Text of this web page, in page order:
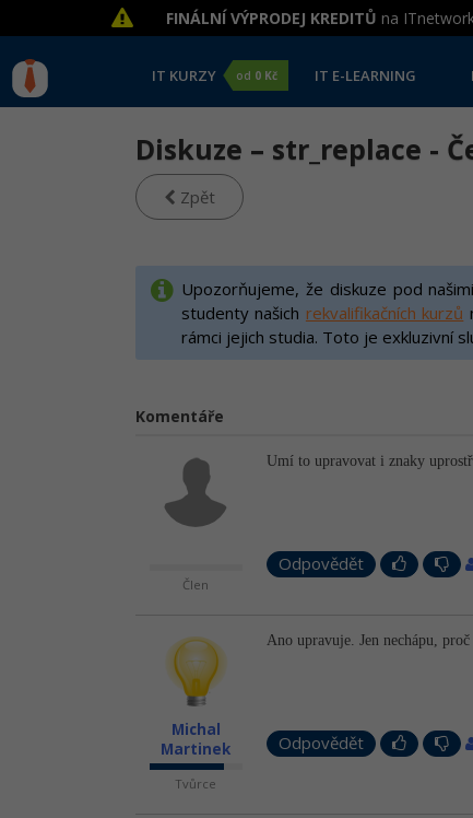
FINÁLNÍ VÝPRODEJ KREDITŮ na
IT KURZY od 0 Kč IT E-LEARNING
Diskuze – str_replace -
Zpět
Upozorňujeme, že diskuze pod
studenty našich rekvalifikačních kurzů
rámci jejich studia. Toto je exkluzivní
Komentáře
Člen
Umí to upravovat i znaky
Odpovědět
Michal
Martinek
Tvůrce
Ano upravuje. Jen nechápu,
Odpovědět